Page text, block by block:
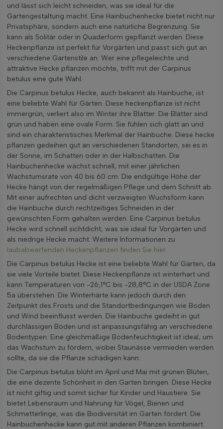
und lässt sich leicht schneiden, was sie ideal für die
Gartengestaltung macht. Eine Hainbuchenhecke bietet nicht nur
Privatsphäre, sondern auch eine natürliche Begrenzung. Sie
kann als Solitär oder in Quaderform gepflanzt werden. Diese
Heckenpflanze ist perfekt für Vorgärten und passt sich gut an
verschiedene Gartenstile an. Wer eine pflegeleichte und
attraktive Hecke pflanzen möchte, trifft mit der Carpinus
betulus eine gute Wahl.
Die Carpinus betulus Hecke, auch bekannt als Hainbuche, ist
eine beliebte Wahl für Gärten. Diese heckenpflanze ist nicht
immergrün, verliert also im Winter ihre Blätter. Die Blätter sind
grün und haben eine ovale Form. Sie fühlen sich glatt an und
sind ein charakteristisches Merkmal der Hainbuche. Diese hecke
pflanzen gedeihen gut an verschiedenen Standorten, sei es in
der Sonne, im Schatten oder in der Halbschatten. Die
Hainbuchenhecke wächst schnell, mit einer jährlichen
Wachstumsrate von 40 bis 60 cm. Die endgültige Höhe der
Hecke hängt von der regelmäßigen Pflege und dem Schnitt ab.
Mit einer aufrechten und dicht verzweigten Wuchsform kann
die Hainbuche durch rechtzeitiges Schneiden in der
gewünschten Form gehalten werden. Eine Carpinus betulus
Hecke wird schnell sichtdicht, was sie ideal für Vorgärten und
als niedrige Hecke macht. Weitere Informationen zu
laubabwerfenden Heckenpflanzen finden Sie hier.
Die Carpinus betulus Hecke ist eine beliebte Wahl für Gärten, da
sie viele Vorteile bietet. Diese Heckenpflanze ist winterhart und
kann Temperaturen von -26,1°C bis -28,8°C in der USDA Zone
5a überstehen. Die Winterhärte kann jedoch durch den
Zeitpunkt des Frosts und die Standortbedingungen wie Boden
und Wind beeinflusst werden. Die Hainbuche gedeiht in gut
durchlässigen Böden und ist anpassungsfähig an verschiedene
Bodentypen. Eine gleichmäßige Bodenfeuchtigkeit ist ideal, um
das Wachstum zu fördern, wobei Staunässe vermieden werden
sollte, da sie die Pflanze schädigen kann.
Die Carpinus betulus blüht im April und Mai mit grünen Blüten,
die eine dezente Schönheit in den Garten bringen. Diese Hecke
ist nicht giftig und somit sicher für Kinder und Haustiere. Sie
bietet Lebensraum und Nahrung für Vögel, Bienen und
Schmetterlinge, was die Biodiversität im Garten fördert. Die
Hainbuchenhecke kann gut mit anderen Pflanzen kombiniert